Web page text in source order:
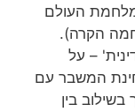
העולם
הקרה).
– על
המשבר עם
בין